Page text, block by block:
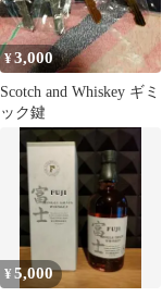
¥3,000
Scotch and Whiskey ギミ
ック鍵
¥5,000